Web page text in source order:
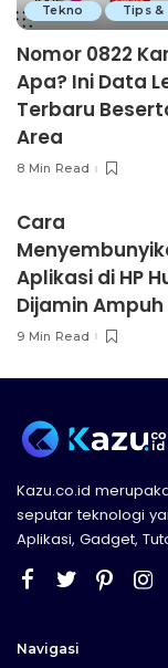
Tekno Tips &
Nomor 0822
Apa? Ini Data
Terbaru
Area
8 Min Read
Cara
Aplikasi di HP
Dijamin Ampuh
9 Min Read
Kazu.co.id
seputar teknologi
Aplikasi, Gadget,
Navigasi